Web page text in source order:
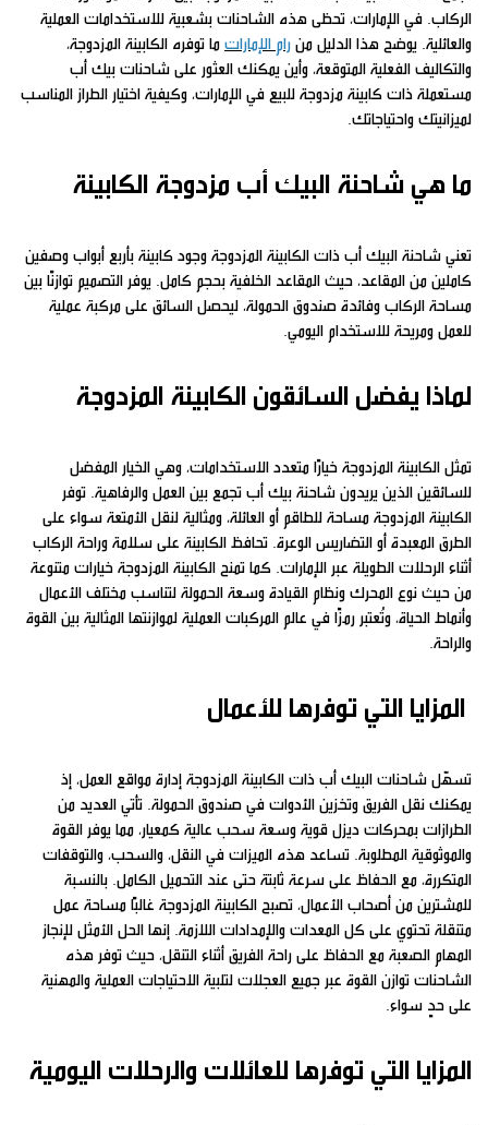
الركاب. في الإمارات، تحظى هذه الشاحنات بشعبية للاستخدامات العملية
والعائلية. يوضح هذا الدليل منرام الإماراتما توفره الكابينة المزدوجة،
والتكاليف الفعلية المتوقعة، وأين يمكنك العثور على شاحنات بيك أب
مستعملة ذات كابينة مزدوجة للبيع في الإمارات، وكيفية اختيار الطراز المناسب
لميزانيتك واحتياجاتك.
ما هي شاحنة البيك أب مزدوجة الكابينة
تعني شاحنة البيك أب ذات الكابينة المزدوجة وجود كابينة بأربع أبواب وصفين
كاملين من المقاعد، حيث المقاعد الخلفية بحجم كامل. يوفر التصميم توازنًا بين
مساحة الركاب وفائدة صندوق الحمولة، ليحصل السائق على مركبة عملية
للعمل ومريحة للاستخدام اليومي.
لماذا يفضل السائقون الكابينة المزدوجة
تمثل الكابينة المزدوجة خيارًا متعدد الاستخدامات، وهي الخيار المفضل
للسائقين الذين يريدون شاحنة بيك أب تجمع بين العمل والرفاهية. توفر
الكابينة المزدوجة مساحة للطاقم أو العائلة، ومثالية لنقل الأمتعة سواء على
الطرق المعبدة أو التضاريس الوعرة. تحافظ الكابينة على سلامة وراحة الركاب
أثناء الرحلات الطويلة عبر الإمارات. كما تمنح الكابينة المزدوجة خيارات متنوعة
من حيث نوع المحرك ونظام القيادة وسعة الحمولة لتناسب مختلف الأعمال
وأنماط الحياة، وتُعتبر رمزًا في عالم المركبات العملية لموازنتها المثالية بين القوة
والراحة.
المزايا التي توفرها للأعمال
تسهّل شاحنات البيك أب ذات الكابينة المزدوجة إدارة مواقع العمل، إذ
يمكنك نقل الفريق وتخزين الأدوات في صندوق الحمولة. تأتي العديد من
الطرازات بمحركات ديزل قوية وسعة سحب عالية كمعيار، مما يوفر القوة
والموثوقية المطلوبة. تساعد هذه الميزات في النقل، والسحب، والتوقفات
المتكررة، مع الحفاظ على سرعة ثابتة حتى عند التحميل الكامل. بالنسبة
للمشترين من أصحاب الأعمال، تصبح الكابينة المزدوجة غالبًا مساحة عمل
متنقلة تحتوي على كل المعدات والإمدادات اللازمة. إنها الحل الأمثل لإنجاز
المهام الصعبة مع الحفاظ على راحة الفريق أثناء التنقل، حيث توفر هذه
الشاحنات توازن القوة عبر جميع العجلات لتلبية الاحتياجات العملية والمهنية
على حدٍ سواء.
المزايا التي توفرها للعائلات والرحلات اليومية